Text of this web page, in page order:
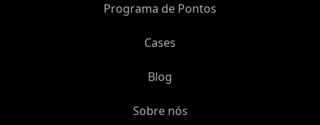
Programa de Pontos
Cases
Blog
Sobre nós